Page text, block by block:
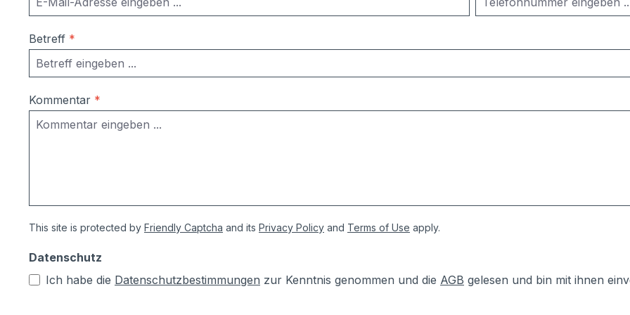
Betreff *
Kommentar *
This site is protected by Friendly Captcha and its Privacy Policy and Terms of Use apply.
Datenschutz
Ich habe die Datenschutzbestimmungen zur Kenntnis genommen und die AGB gelesen und bin mit ihnen